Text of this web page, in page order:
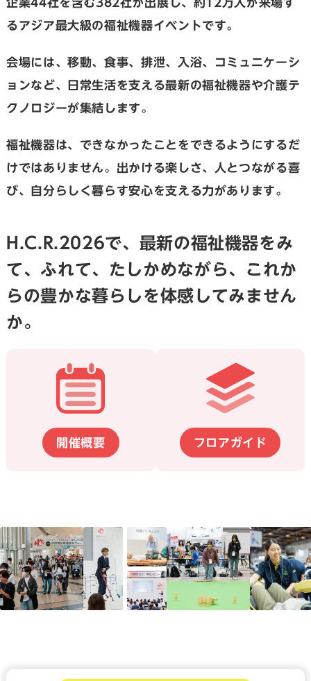
企業44社を含む382社が出展し、約12万人が来場す
るアジア最大級の福祉機器イベントです。
会場には、移動、食事、排泄、入浴、コミュニケーシ
ョンなど、日常生活を支える最新の福祉機器や介護テ
クノロジーが集結します。
福祉機器は、できなかったことをできるようにするだ
けではありません。出かける楽しさ、人とつながる喜
び、自分らしく暮らす安心を支える力があります。
H.C.R.2026で、最新の福祉機器をみ
て、ふれて、たしかめながら、これか
らの豊かな暮らしを体感してみません
か。
開催概要 フロアガイド